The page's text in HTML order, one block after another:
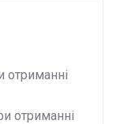
отриманні
отриманні